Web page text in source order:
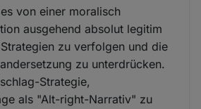
von einer moralisch
ausgehend absolut legitim
zu verfolgen und die
zu unterdrücken.
Strategie,
als "Alt-right-Narrativ" zu